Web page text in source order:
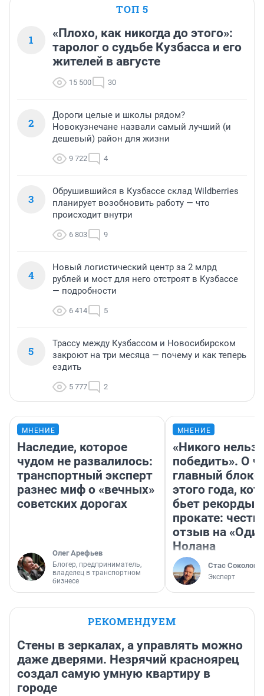
ТОП 5
1
«Плохо, как никогда до этого»:
таролог о судьбе Кузбасса и его
жителей в августе
15 500 30
2
Дороги целые и школы рядом?
Новокузнечане назвали самый лучший (и
дешевый) район для жизни
9 722 4
3
Обрушившийся в Кузбассе склад Wildberries
планирует возобновить работу — что
происходит внутри
6 803 9
4
Новый логистический центр за 2 млрд
рублей и мост для него отстроят в Кузбассе
— подробности
6 414 5
5
Трассу между Кузбассом и Новосибирском
закроют на три месяца — почему и как теперь
ездить
5 777 2
МНЕНИЕ
Наследие, которое
чудом не развалилось:
транспортный эксперт
разнес миф о «вечных»
советских дорогах
Олег Арефьев
Блогер, предприниматель,
владелец в транспортном
бизнесе
МНЕНИЕ
«Никого нельзя
победить». О
главный
этого года,
бьет рекорды в
прокате:
отзыв на
Нолана
Стас Соколов
Эксперт
РЕКОМЕНДУЕМ
Стены в зеркалах, а управлять можно
даже дверями. Незрячий красноярец
создал самую умную квартиру в
городе